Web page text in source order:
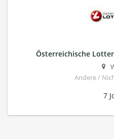
Österreichische
Andere /
7